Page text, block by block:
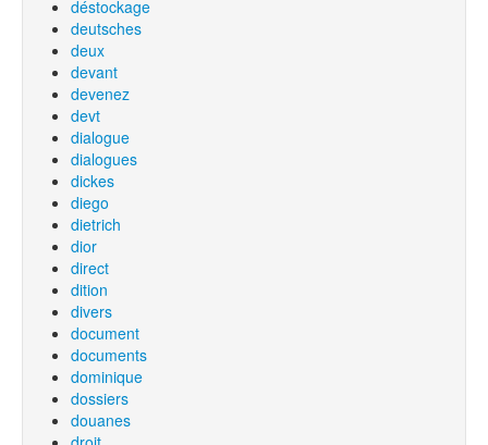
déstockage
deutsches
deux
devant
devenez
devt
dialogue
dialogues
dickes
diego
dietrich
dior
direct
dition
divers
document
documents
dominique
dossiers
douanes